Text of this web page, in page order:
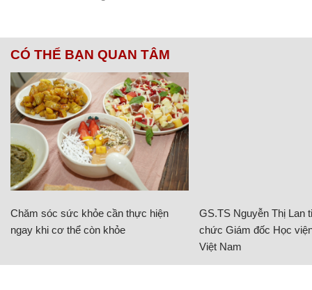
CÓ THỂ BẠN QUAN TÂM
Chăm sóc sức khỏe cần thực hiện
ngay khi cơ thể còn khỏe
GS.TS Nguyễn Thị Lan
chức Giám đốc Học
Việt Nam